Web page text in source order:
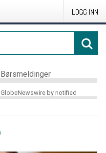
LOGG INN
Børsmeldinger
GlobeNewswire by notified